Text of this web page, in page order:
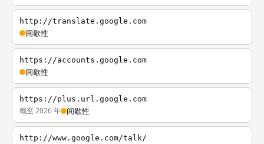
http://translate.google.com
间歇性
https://accounts.google.com
间歇性
https://plus.url.google.com
截至 2026 年 间歇性
http://www.google.com/talk/